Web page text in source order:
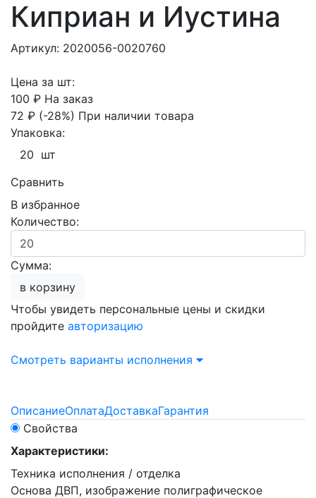
Киприан и Иустина
Артикул: 2020056-0020760
Цена за шт:
100 ₽ На заказ
72 ₽ (-28%) При наличии товара
Упаковка:
20 шт
Сравнить
В избранное
Количество:
Сумма:
в корзину
Чтобы увидеть персональные цены и скидки
пройдите авторизацию
Смотреть варианты исполнения
ОписаниеОплатаДоставкаГарантия
Свойства
Характеристики:
Техника исполнения / отделка
Основа ДВП, изображение полиграфическое